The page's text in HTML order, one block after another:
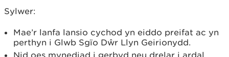
Sylwer:
Mae’r lanfa lansio cychod yn eiddo preifat ac yn
perthyn i Glwb Sgïo Dŵr Llyn Geirionydd.
Nid oes mynediad i gerbyd neu drelar i ardal